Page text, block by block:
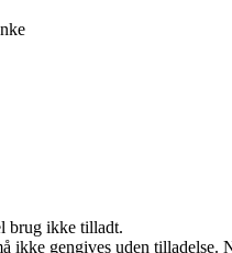
brug ikke tilladt.
ikke gengives uden tilladelse.